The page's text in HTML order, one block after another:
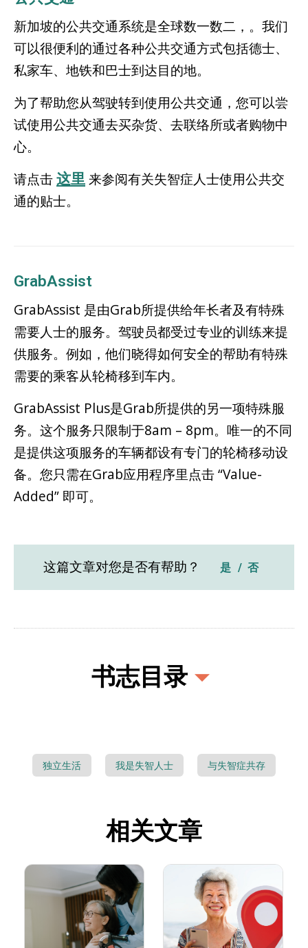
新加坡的公共交通系统是全球数一数二，。我们
可以很便利的通过各种公共交通方式包括德士、
私家车、地铁和巴士到达目的地。
为了帮助您从驾驶转到使用公共交通，您可以尝
试使用公共交通去买杂货、去联络所或者购物中
心。
请点击这里来参阅有关失智症人士使用公共交
通的贴士。
GrabAssist
GrabAssist 是由Grab所提供给年长者及有特殊
需要人士的服务。驾驶员都受过专业的训练来提
供服务。例如，他们晓得如何安全的帮助有特殊
需要的乘客从轮椅移到车内。
GrabAssist Plus是Grab所提供的另一项特殊服
务。这个服务只限制于8am – 8pm。唯一的不同
是提供这项服务的车辆都设有专门的轮椅移动设
备。您只需在Grab应用程序里点击 “Value-
Added” 即可。
这篇文章对您是否有帮助？ 是 否
书志目录
独立生活 我是失智人士 与失智症共存
相关文章